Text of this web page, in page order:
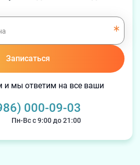
Записаться
и мы ответим на все ваши
000-09-03
Пн-Вс с 9:00 до 21:00